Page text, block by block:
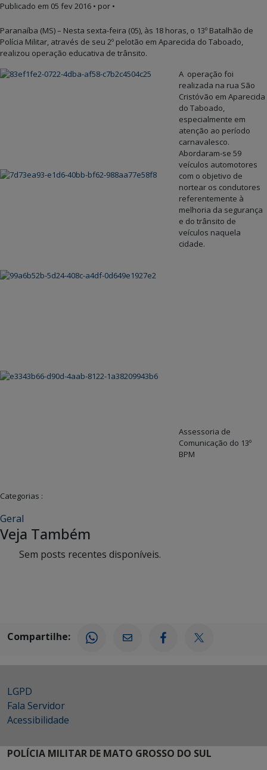
Publicado em 05 fev 2016 • por •
Paranaíba (MS) – Nesta sexta-feira (05), às 18 horas, o 13º Batalhão de
Polícia Militar, através de seu 2º pelotão em Aparecida do Taboado,
realizou operação educativa de trânsito.
A operação foi
realizada na rua São
Cristóvão em Aparecida
do Taboado,
especialmente em
atenção ao período
carnavalesco.
Abordaram-se 59
veículos automotores
com o objetivo de
nortear os condutores
referentemente à
melhoria da segurança
e do trânsito de
veículos naquela
cidade.
Assessoria de
Comunicação do 13º
BPM
Categorias :
Geral
Veja Também
Sem posts recentes disponíveis.
Compartilhe:
LGPD
Fala Servidor
Acessibilidade
POLÍCIA MILITAR DE MATO GROSSO DO SUL